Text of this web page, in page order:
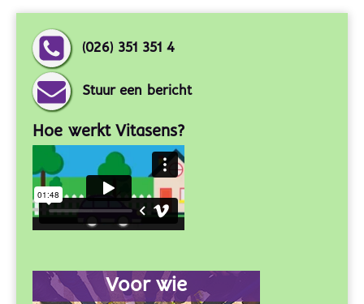
(026) 351 351 4
Stuur een bericht
Hoe werkt Vitasens?
Voor wie